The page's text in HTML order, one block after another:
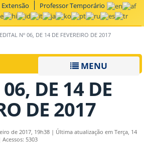
Extensão Professor Temporário
EDITAL Nº 06, DE 14 DE FEVEREIRO DE 2017
MENU
DE 14 DE
DE 2017
de 2017, 19h38 | Última atualização em Terça, 14
Acessos: 5303